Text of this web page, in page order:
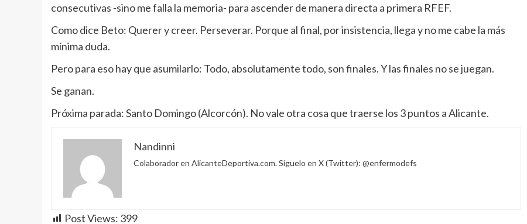
consecutivas -sino me falla la memoria- para ascender de manera directa a primera RFEF.
Como dice Beto: Querer y creer. Perseverar. Porque al final, por insistencia, llega y no me cabe la más
mínima duda.
Pero para eso hay que asumilarlo: Todo, absolutamente todo, son finales. Y las finales no se juegan.
Se ganan.
Próxima parada: Santo Domingo (Alcorcón). No vale otra cosa que traerse los 3 puntos a Alicante.
Nandinni
Colaborador en AlicanteDeportiva.com. Síguelo en X (Twitter): @enfermodefs
Post Views: 399